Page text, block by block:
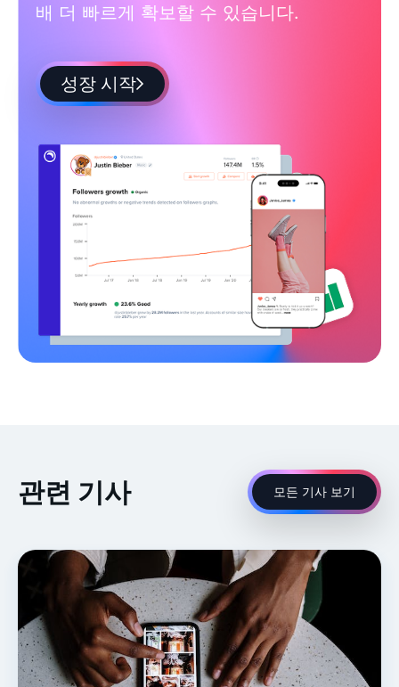
배 더 빠르게 확보할 수 있습니다.
성장 시작
관련 기사 모든 기사 보기